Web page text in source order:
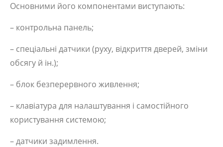
Основними його компонентами виступають:
– контрольна панель;
– спеціальні датчики (руху, відкриття дверей, зміни
обсягу й ін.);
– блок безперервного живлення;
– клавіатура для налаштування і самостійного
користування системою;
– датчики задимлення.